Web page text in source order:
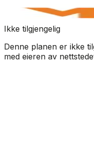
Ikke tilgjengelig
Denne planen er ikke
med eieren av